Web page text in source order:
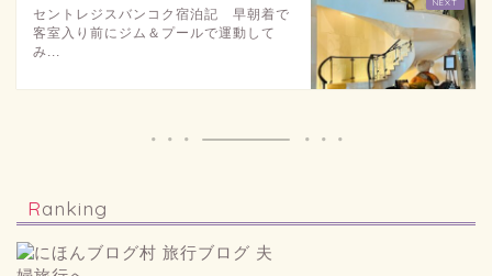
セントレジスバンコク宿泊記 早朝着で
客室入り前にジム＆プールで運動して
み...
Ranking